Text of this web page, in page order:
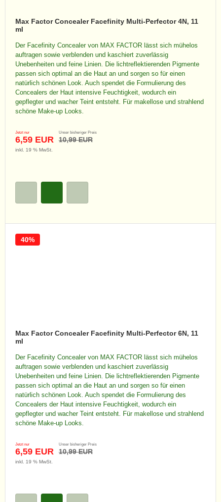
Max Factor Concealer Facefinity Multi-Perfector 4N, 11
ml
Der Facefinity Concealer von MAX FACTOR lässt sich mühelos
auftragen sowie verblenden und kaschiert zuverlässig
Unebenheiten und feine Linien. Die lichtreflektierenden Pigmente
passen sich optimal an die Haut an und sorgen so für einen
natürlich schönen Look. Auch spendet die Formulierung des
Concealers der Haut intensive Feuchtigkeit, wodurch ein
gepflegter und wacher Teint entsteht. Für makellose und strahlend
schöne Make-up Looks.
Jetzt nur
6,59 EUR
Unser bisheriger Preis
10,99 EUR
inkl. 19 % MwSt.
Max Factor Concealer Facefinity Multi-Perfector 6N, 11
ml
Der Facefinity Concealer von MAX FACTOR lässt sich mühelos
auftragen sowie verblenden und kaschiert zuverlässig
Unebenheiten und feine Linien. Die lichtreflektierenden Pigmente
passen sich optimal an die Haut an und sorgen so für einen
natürlich schönen Look. Auch spendet die Formulierung des
Concealers der Haut intensive Feuchtigkeit, wodurch ein
gepflegter und wacher Teint entsteht. Für makellose und strahlend
schöne Make-up Looks.
Jetzt nur
6,59 EUR
Unser bisheriger Preis
10,99 EUR
40%
inkl. 19 % MwSt.